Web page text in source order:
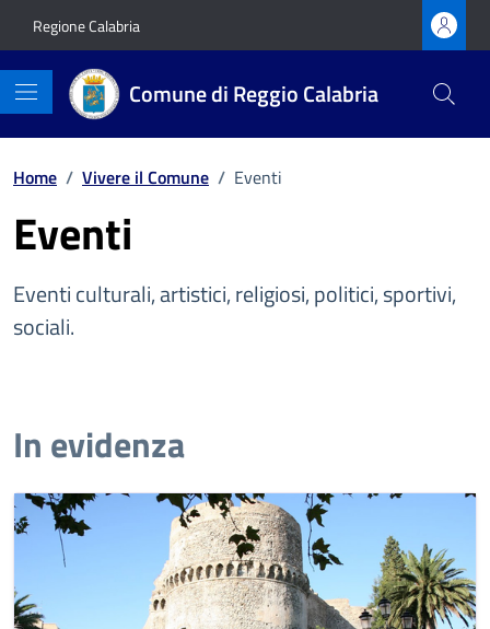
Regione Calabria
Comune di Reggio Calabria
Home / Vivere il Comune / Eventi
Eventi
Eventi culturali, artistici, religiosi, politici, sportivi,
sociali.
In evidenza